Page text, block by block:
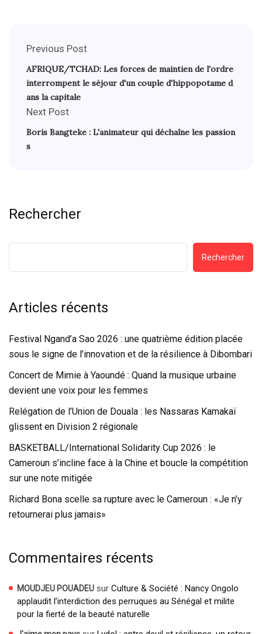
Previous Post
AFRIQUE/TCHAD: Les forces de maintien de l'ordre
interrompent le séjour d'un couple d'hippopotame d
ans la capitale
Next Post
Boris Bangteke : L'animateur qui déchaîne les passion
s
Rechercher
Rechercher
Articles récents
Festival Ngand’a Sao 2026 : une quatrième édition placée
sous le signe de l’innovation et de la résilience à Dibombari
Concert de Mimie à Yaoundé : Quand la musique urbaine
devient une voix pour les femmes
Relégation de l’Union de Douala : les Nassaras Kamakaï
glissent en Division 2 régionale
BASKETBALL/International Solidarity Cup 2026 : le
Cameroun s’incline face à la Chine et boucle la compétition
sur une note mitigée
Richard Bona scelle sa rupture avec le Cameroun : «Je n’y
retournerai plus jamais»
Commentaires récents
MOUDJEU POUADEU sur Culture & Société : Nancy Ongolo
applaudit l’interdiction des perruques au Sénégal et milite
pour la fierté de la beauté naturelle